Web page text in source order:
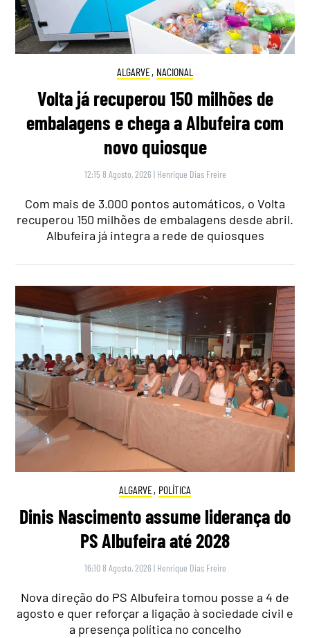
ALGARVE, NACIONAL
Volta já recuperou 150 milhões de
embalagens e chega a Albufeira com
novo quiosque
12:15 8 Agosto, 2026 | Henrique Dias Freire
Com mais de 3.000 pontos automáticos, o Volta
recuperou 150 milhões de embalagens desde abril.
Albufeira já integra a rede de quiosques
ALGARVE, POLÍTICA
Dinis Nascimento assume liderança do
PS Albufeira até 2028
16:10 8 Agosto, 2026 | Henrique Dias Freire
Nova direção do PS Albufeira tomou posse a 4 de
agosto e quer reforçar a ligação à sociedade civil e
a presença política no concelho